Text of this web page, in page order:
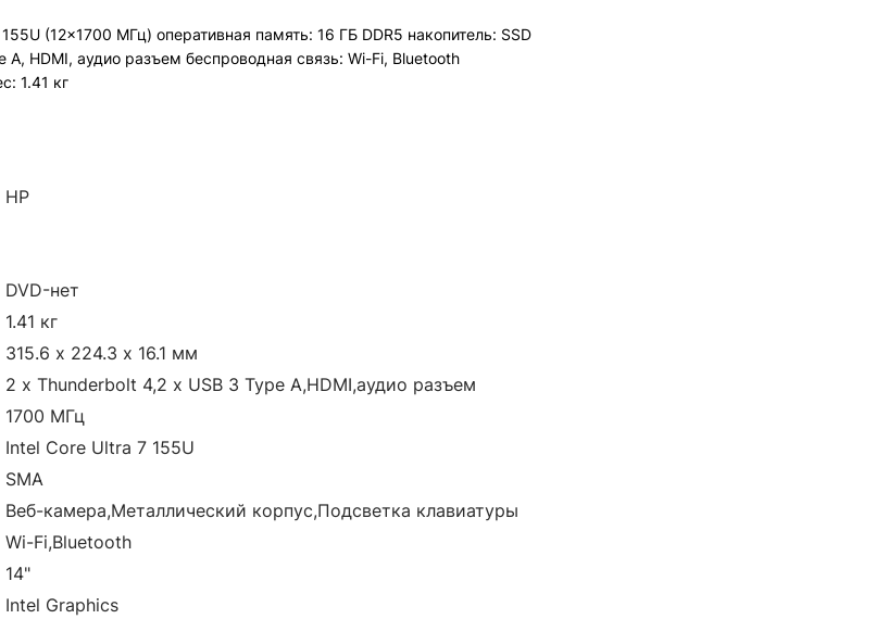
(12x1700 МГц) оперативная память: 16 ГБ DDR5 накопитель: SSD
HDMI, аудио разъем беспроводная связь: Wi-Fi, Bluetooth
1.41 кг
HP
DVD-нет
1.41 кг
315.6 х 224.3 х 16.1 мм
2 x Thunderbolt 4,2 х USB 3 Type A,HDMI,аудио разъем
1700 МГц
Intel Core Ultra 7 155U
SMA
Веб-камера,Металлический корпус,Подсветка клавиатуры
Wi-Fi,Bluetooth
14"
Intel Graphics